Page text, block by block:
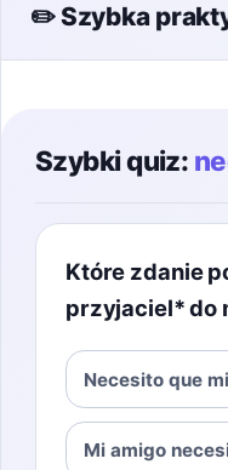
✏️ Szybka
Szybki quiz:
Które zdanie
przyjaciel* do
Necesito que
Mi amigo